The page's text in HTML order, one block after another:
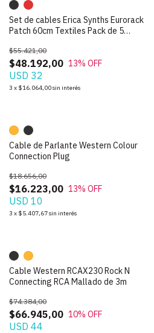
Set de cables Erica Synths Eurorack
Patch 60cm Textiles Pack de 5
$48.192,00
$55.421,00
13% OFF
USD 32
3 x $16.064,00sin interés
Cable de Parlante Western Colour
Connection Plug
$16.223,00
$18.656,00
13% OFF
USD 10
3 x $5.407,67sin interés
Cable Western RCAX230 Rock N
Connecting RCA Mallado de 3m
$66.945,00
$74.384,00
10% OFF
USD 44